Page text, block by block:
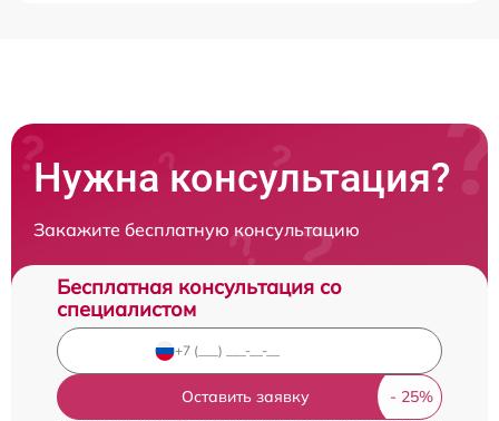
Нужна консультация?
Закажите бесплатную консультацию
Бесплатная консультация со
специалистом
Оставить заявку